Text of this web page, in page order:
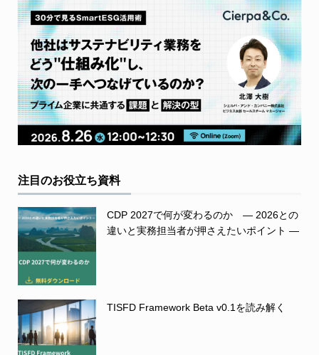
注目のお役立ち資料
CDP 2027で何が変わるのか ― 2026との
違いと実務担当者が押さえたいポイント ―
TISFD Framework Beta v0.1を読み解く